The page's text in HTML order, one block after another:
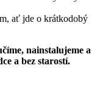
ať jde o krátkodobý
nainstalujeme a
a bez starostí.